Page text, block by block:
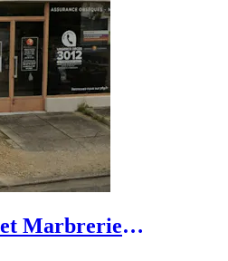
et Marbrerie